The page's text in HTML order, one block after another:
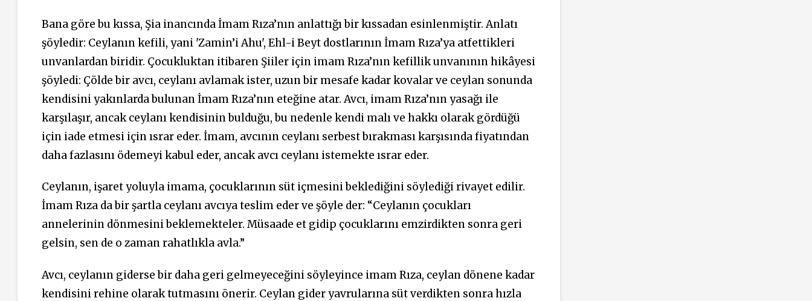
Bana göre bu kıssa, Şia inancında İmam Rıza’nın anlattığı bir kıssadan esinlenmiştir. Anlatı
şöyledir: Ceylanın kefili, yani 'Zamin’i Ahu', Ehl-i Beyt dostlarının İmam Rıza’ya atfettikleri
unvanlardan biridir. Çocukluktan itibaren Şiiler için imam Rıza’nın kefillik unvanının hikâyesi
şöyledi: Çölde bir avcı, ceylanı avlamak ister, uzun bir mesafe kadar kovalar ve ceylan sonunda
kendisini yakınlarda bulunan İmam Rıza’nın eteğine atar. Avcı, imam Rıza’nın yasağı ile
karşılaşır, ancak ceylanı kendisinin bulduğu, bu nedenle kendi malı ve hakkı olarak gördüğü
için iade etmesi için ısrar eder. İmam, avcının ceylanı serbest bırakması karşısında fiyatından
daha fazlasını ödemeyi kabul eder, ancak avcı ceylanı istemekte ısrar eder.
Ceylanın, işaret yoluyla imama, çocuklarının süt içmesini beklediğini söylediği rivayet edilir.
İmam Rıza da bir şartla ceylanı avcıya teslim eder ve şöyle der: “Ceylanın çocukları
annelerinin dönmesini beklemekteler. Müsaade et gidip çocuklarını emzirdikten sonra geri
gelsin, sen de o zaman rahatlıkla avla.”
Avcı, ceylanın giderse bir daha geri gelmeyeceğini söyleyince imam Rıza, ceylan dönene kadar
kendisini rehine olarak tutmasını önerir. Ceylan gider yavrularına süt verdikten sonra hızla